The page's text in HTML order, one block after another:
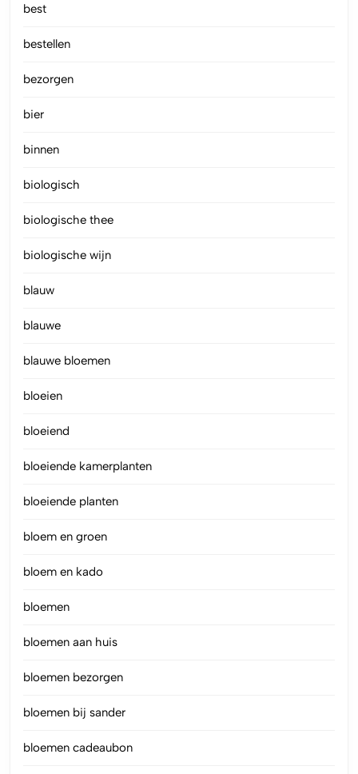
best
bestellen
bezorgen
bier
binnen
biologisch
biologische thee
biologische wijn
blauw
blauwe
blauwe bloemen
bloeien
bloeiend
bloeiende kamerplanten
bloeiende planten
bloem en groen
bloem en kado
bloemen
bloemen aan huis
bloemen bezorgen
bloemen bij sander
bloemen cadeaubon